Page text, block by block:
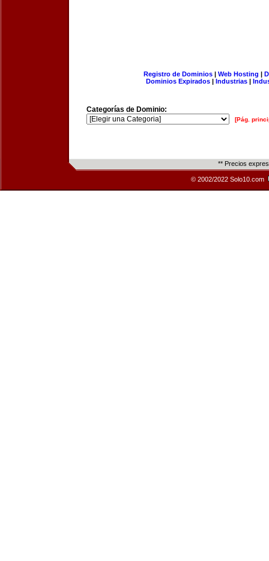
Registro de Dominios| Web Hosting |
Dominios Expirados | Industrias |
Categorías de Dominio:
[Pág.
** Precios
© 2002/2022 Solo10.com